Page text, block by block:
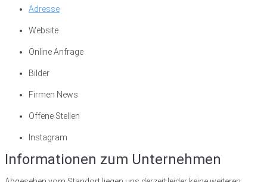
Adresse
Website
Online Anfrage
Bilder
Firmen News
Offene Stellen
Instagram
Informationen zum Unternehmen